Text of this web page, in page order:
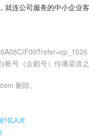
连公司服务的中小企业
帐号（企鹅号）传播渠道
删除。
1亿人次